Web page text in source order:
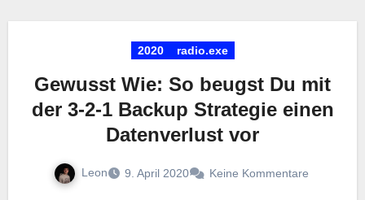
2020 radio.exe
Gewusst Wie: So beugst Du mit
der 3-2-1 Backup Strategie einen
Datenverlust vor
Leon 9. April 2020 Keine Kommentare